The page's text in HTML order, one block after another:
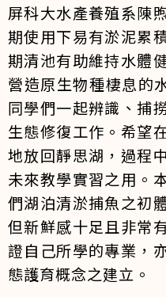
屏科大水產養殖系陳
期使用下易有淤泥累
期清池有助維持水體
營造原生物種棲息的
同學們一起辨識、捕
生態修復工作。希望
地放回靜思湖，過程
未來教學實習之用。
們湖泊清淤捕魚之初
但新鮮感十足且非常
證自己所學的專業，
態護育概念之建立。